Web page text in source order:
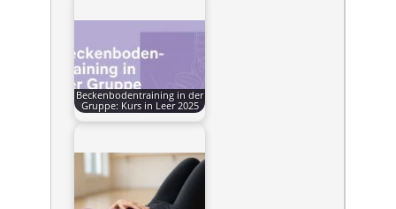
Beckenbodentraining in der
Gruppe: Kurs in Leer 2025